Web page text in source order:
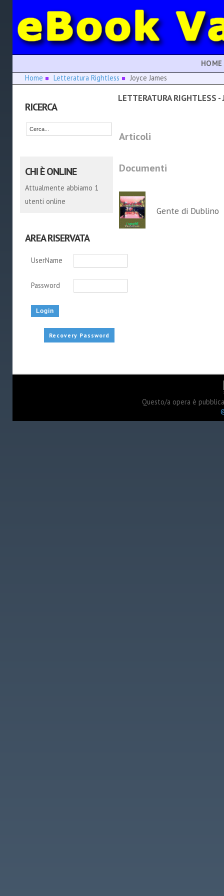
HOME
Home
Letteratura Rightless Joyce James
RICERCA
CHI È ONLINE
Attualmente abbiamo 1
utenti online
AREA RISERVATA
UserName
Password
Recovery Password
LETTERATURA RIGHTLESS -
Articoli
Documenti
Gente di Dublino
Questo/a opera è